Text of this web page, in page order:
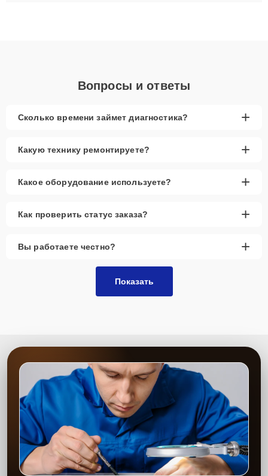
Вопросы и ответы
Сколько времени займет диагностика? +
Какую технику ремонтируете? +
Какое оборудование используете? +
Как проверить статус заказа? +
Вы работаете честно? +
Показать